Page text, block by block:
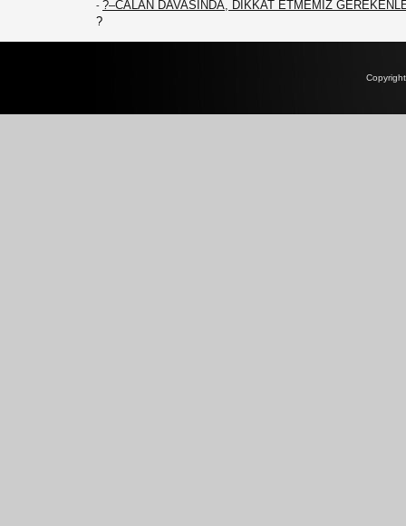
- ?–CALAN DAVASINDA, DİKKAT ETMEMİZ
?